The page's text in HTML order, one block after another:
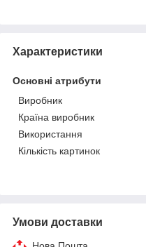
Характеристики
Основні атрибути
Виробник
Країна виробник
Використання
Кількість картинок
Умови доставки